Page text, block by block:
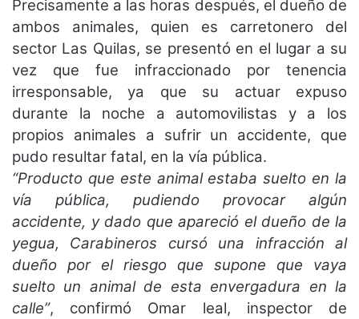
Precisamente a las horas después, el dueño de
ambos animales, quien es carretonero del
sector Las Quilas, se presentó en el lugar a su
vez que fue infraccionado por tenencia
irresponsable, ya que su actuar expuso
durante la noche a automovilistas y a los
propios animales a sufrir un accidente, que
pudo resultar fatal, en la vía pública.
“Producto que este animal estaba suelto en la
vía pública, pudiendo provocar algún
accidente, y dado que apareció el dueño de la
yegua, Carabineros cursó una infracción al
dueño por el riesgo que supone que vaya
suelto un animal de esta envergadura en la
calle”, confirmó Omar leal, inspector de